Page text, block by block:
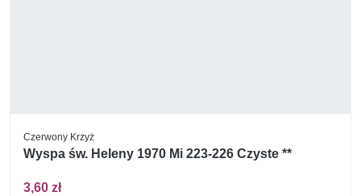
Czerwony Krzyż
Wyspa św. Heleny 1970 Mi 223-226 Czyste **
3,60 zł